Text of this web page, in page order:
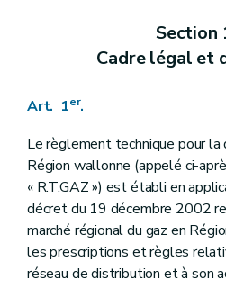
Code de
Chapitre premier Données en
Chapitre II
Art. 40
Section 2.2
Notification
Art. 41
Art. 42
Art. 43
Art. 44
Art. 45
Art. 46
Art. 47
Section
Cadre légal et
Art. 1er.
Le règlement technique pour la
Région wallonne (appelé ci-
« R.T.GAZ ») est établi en
décret du 19 décembre 2002
marché régional du gaz en
les prescriptions et règles
réseau de distribution et à son